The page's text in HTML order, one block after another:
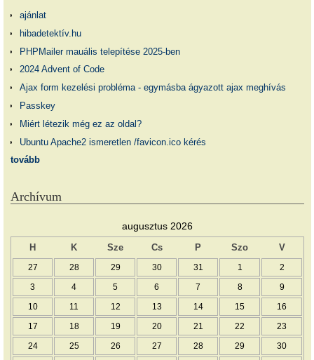
ajánlat
hibadetektív.hu
PHPMailer mauális telepítése 2025-ben
2024 Advent of Code
Ajax form kezelési probléma - egymásba ágyazott ajax meghívás
Passkey
Miért létezik még ez az oldal?
Ubuntu Apache2 ismeretlen /favicon.ico kérés
tovább
Archívum
augusztus 2026
H K Sze Cs P Szo V
27 28 29 30 31 1 2
3 4 5 6 7 8 9
10 11 12 13 14 15 16
17 18 19 20 21 22 23
24 25 26 27 28 29 30